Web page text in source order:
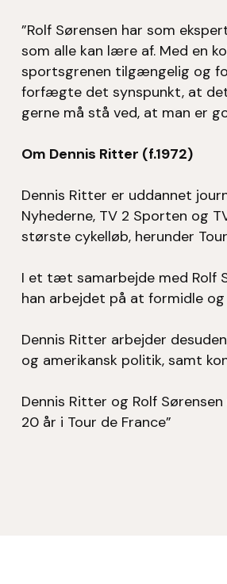
”Rolf Sørensen har som
som alle kan lære af. Med en
sportsgrenen tilgængelig og
forfægte det synspunkt, at
gerne må stå ved, at man er
Om Dennis Ritter (f.1972)
Dennis Ritter er uddannet
Nyhederne, TV 2 Sporten og
største cykelløb, herunder
I et tæt samarbejde med Rolf
han arbejdet på at formidle
Dennis Ritter arbejder
og amerikansk politik, samt
Dennis Ritter og Rolf
20 år i Tour de France”